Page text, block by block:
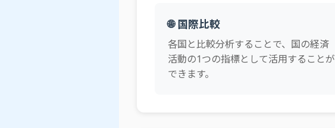
🌐 国際比較
各国と比較分析することで、国の経済
活動の1つの指標として活用することが
できます。